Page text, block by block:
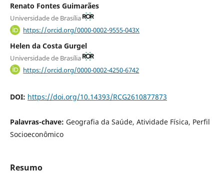
Renato Fontes Guimarães
Universidade de Brasília
https://orcid.org/0000-0002-9555-043X
Helen da Costa Gurgel
Universidade de Brasília
https://orcid.org/0000-0002-4250-6742
DOI: https://doi.org/10.14393/RCG2610877873
Palavras-chave: Geografia da Saúde, Atividade Física, Perfil
Socioeconômico
Resumo